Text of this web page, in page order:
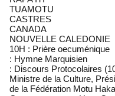
TUAMOTU
CASTRES
CANADA
NOUVELLE CALEDONIE
10H : Prière oecuménique
: Hymne Marquisien
: Discours Protocolaires
Ministre de la Culture,
de la Fédération Motu